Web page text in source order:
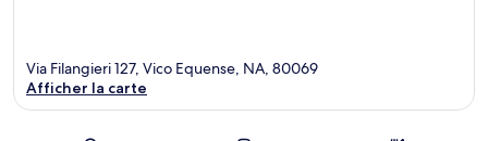
Via Filangieri 127, Vico Equense, NA, 80069
Afficher la carte